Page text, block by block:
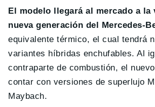
El modelo llegará al mercado a la
nueva generación del Mercedes-
equivalente térmico, el cual tendrá
variantes híbridas enchufables. Al
contraparte de combustión, el
contar con versiones de superlujo
Maybach.